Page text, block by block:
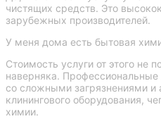
чистящих средств. Это
зарубежных производителей.
У меня дома есть бытовая
Стоимость услуги от этого не
наверняка.
со сложными загрязнениями и
клинингового оборудования,
химии.